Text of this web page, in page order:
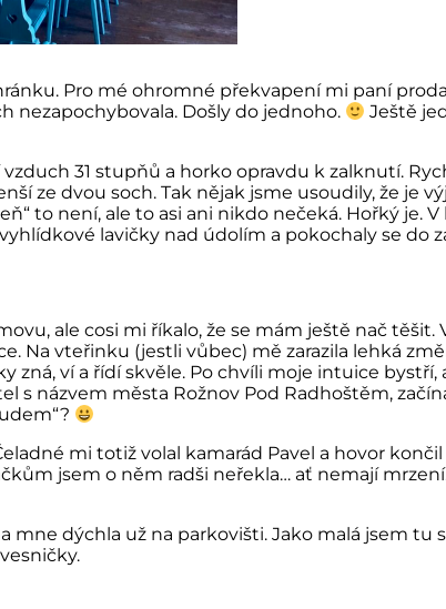
Pro mé ohromné překvapení mi paní
nezapochybovala. Došly do jednoho.
Ještě
31 stupňů a horko opravdu k zalknutí.
ze dvou soch. Tak nějak jsme usoudily, že je
to není, ale to asi ani nikdo nečeká. Hořký je.
lavičky nad údolím a pokochaly se do
ale cosi mi říkalo, že se mám ještě nač
Na vteřinku (jestli vůbec) mě zarazila lehká
zná, ví a řídí skvěle. Po chvíli moje intuice
s názvem města Rožnov Pod Radhoštěm,
mi totiž volal kamarád Pavel a hovor
jsem o něm radši neřekla… ať nemají
dýchla už na parkovišti. Jako malá jsem tu